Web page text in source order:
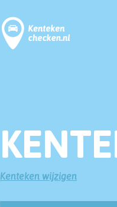
Kenteken wijzigen